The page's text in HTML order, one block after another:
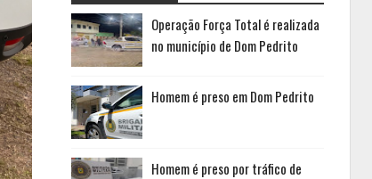
Operação Força Total é realizada
no município de Dom Pedrito
Homem é preso em Dom Pedrito
Homem é preso por tráfico de